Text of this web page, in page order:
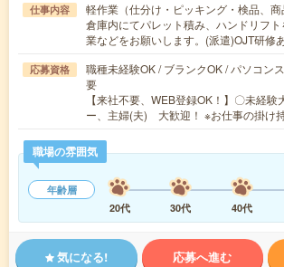
仕事内容
軽作業（仕分け・ピッキング・検品、商
倉庫内にてパレット積み、ハンドリフ
業などをお願いします。(派遣)OJT研修
応募資格
職種未経験OK / ブランクOK / パソコン
要
【来社不要、WEB登録OK！】〇未経験
ー、主婦(夫) 大歓迎！ ※お仕事の掛け
職場の雰囲気
年齢層
20代
30代 40代
気になる! 応募へ進む